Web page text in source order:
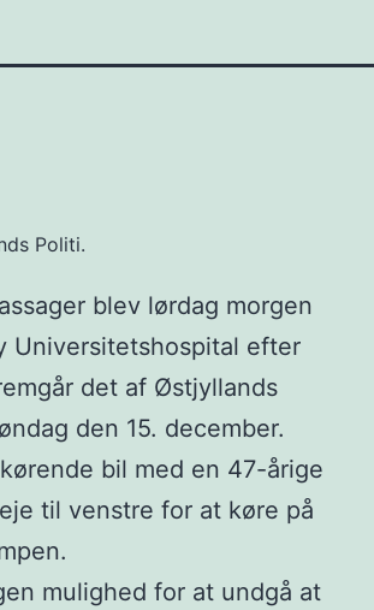
Politi.
blev lørdag morgen
Universitetshospital efter
det af Østjyllands
den 15. december.
bil med en 47-årige
til venstre for at køre på
mulighed for at undgå at